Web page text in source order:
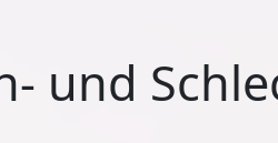
und